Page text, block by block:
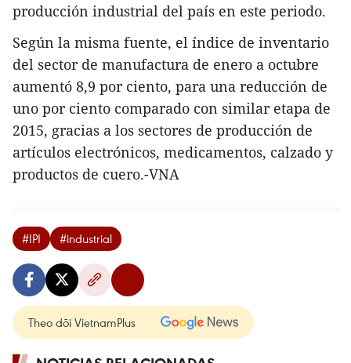
producción industrial del país en este periodo.
Según la misma fuente, el índice de inventario
del sector de manufactura de enero a octubre
aumentó 8,9 por ciento, para una reducción de
uno por ciento comparado con similar etapa de
2015, gracias a los sectores de producción de
artículos electrónicos, medicamentos, calzado y
productos de cuero.-VNA
#IPI #industrial
Theo dõi VietnamPlus